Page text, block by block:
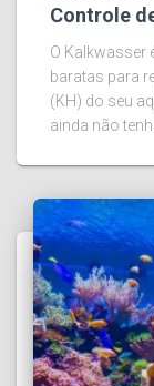
Controle
O Kalkwasser
baratas para
(KH) do seu
ainda não